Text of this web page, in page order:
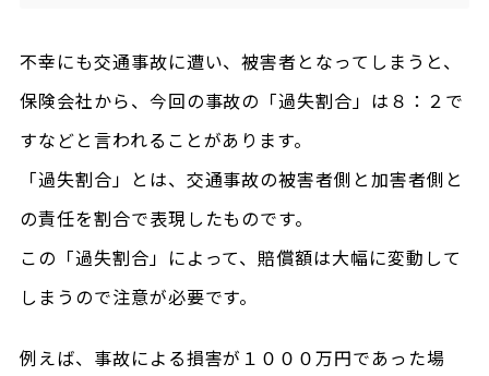
不幸にも交通事故に遭い、被害者となってしまうと、
保険会社から、今回の事故の「過失割合」は８：２で
すなどと言われることがあります。
「過失割合」とは、交通事故の被害者側と加害者側と
の責任を割合で表現したものです。
この「過失割合」によって、賠償額は大幅に変動して
しまうので注意が必要です。
例えば、事故による損害が１０００万円であった場